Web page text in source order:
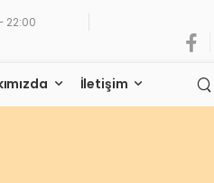
22:00
İletişim